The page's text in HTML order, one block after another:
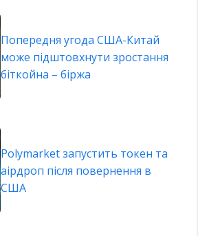
Попередня угода США-Китай
може підштовхнути зростання
біткойна – біржа
Polymarket запустить токен та
аірдроп після повернення в
США